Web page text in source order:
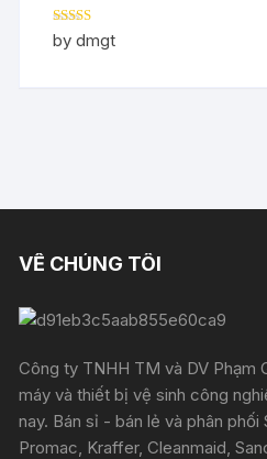
Rated5out
of 5
by dmgt
VỀ CHÚNG TÔI
Công ty TNHH TM và DV Phạm
máy và thiết bị vệ sinh công
nay. Bán sỉ - bán lẻ và phân phối
Promac, Kraffer, Cleanmaid,